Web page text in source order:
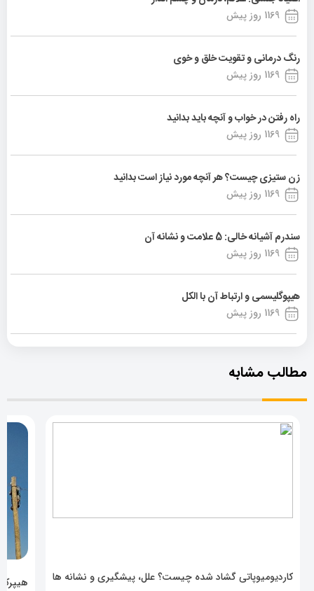
1169 روز پیش
رنگ درمانی و تقویت خلق و خوی
1169 روز پیش
راه رفتن در خواب و آنچه باید بدانید
1169 روز پیش
زن ستیزی چیست؟ هر آنچه مورد نیاز است بدانید
1169 روز پیش
سندرم آشیانه خالی: 5 علامت و نشانه آن
1169 روز پیش
هیپوگلیسمی و ارتباط آن با الکل
1169 روز پیش
مطالب مشابه
کاردیومیوپاتی گشاد شده چیست؟ علل، پیشگیری و نشانه ها